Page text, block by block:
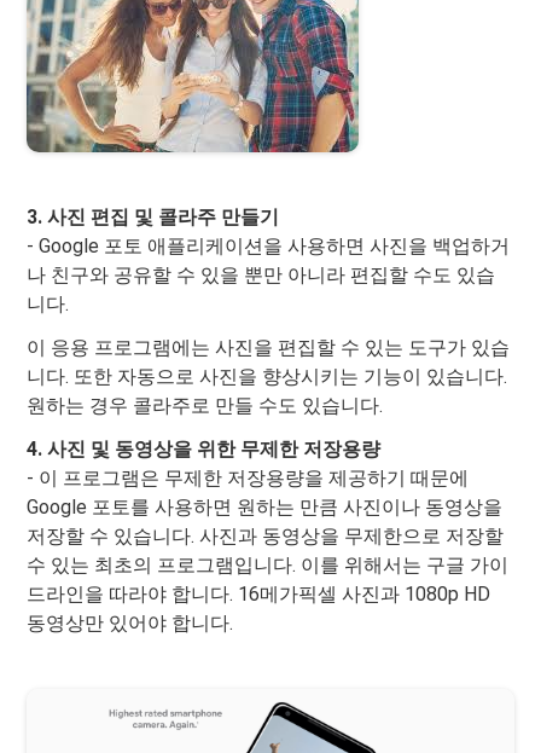
3. 사진 편집 및 콜라주 만들기
- Google 포토 애플리케이션을 사용하면 사진을 백업하거
나 친구와 공유할 수 있을 뿐만 아니라 편집할 수도 있습
니다.
이 응용 프로그램에는 사진을 편집할 수 있는 도구가 있습
니다. 또한 자동으로 사진을 향상시키는 기능이 있습니다.
원하는 경우 콜라주로 만들 수도 있습니다.
4. 사진 및 동영상을 위한 무제한 저장용량
- 이 프로그램은 무제한 저장용량을 제공하기 때문에
Google 포토를 사용하면 원하는 만큼 사진이나 동영상을
저장할 수 있습니다. 사진과 동영상을 무제한으로 저장할
수 있는 최초의 프로그램입니다. 이를 위해서는 구글 가이
드라인을 따라야 합니다. 16메가픽셀 사진과 1080p HD
동영상만 있어야 합니다.